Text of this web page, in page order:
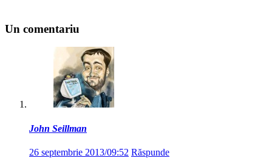
Un comentariu
John Seillman
26 septembrie 2013/09:52 Răspunde